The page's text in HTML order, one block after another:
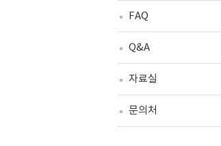
FAQ
Q&A
자료실
문의처